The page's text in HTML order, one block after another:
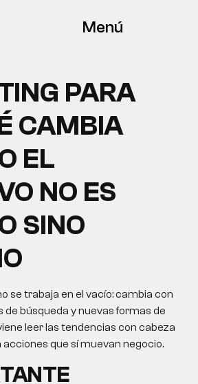
Menú
PARA
CAMBIA
EL
NO ES
SINO
se trabaja en el vacío: cambia con
de búsqueda y nuevas formas de
leer las tendencias con cabeza
que sí muevan negocio.